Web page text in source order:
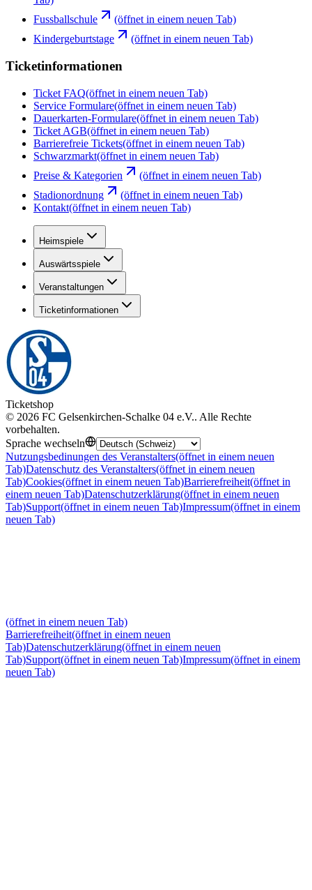
Fussballschule
(öffnet in einem neuen Tab)
Kindergeburtstage
(öffnet in einem neuen Tab)
Ticketinformationen
Ticket FAQ(öffnet in einem neuen Tab)
Service Formulare(öffnet in einem neuen Tab)
Dauerkarten-Formulare(öffnet in einem neuen Tab)
Ticket AGB(öffnet in einem neuen Tab)
Barrierefreie Tickets(öffnet in einem neuen Tab)
Schwarzmarkt(öffnet in einem neuen Tab)
Preise & Kategorien
(öffnet in einem neuen Tab)
Stadionordnung
(öffnet in einem neuen Tab)
Kontakt(öffnet in einem neuen Tab)
Heimspiele
Auswärtsspiele
Veranstaltungen
Ticketinformationen
Ticketshop
© 2026 FC Gelsenkirchen-Schalke 04 e.V.. Alle Rechte
vorbehalten.
Sprache wechseln
Nutzungsbedinungen des Veranstalters(öffnet in einem neuen
Tab)Datenschutz des Veranstalters(öffnet in einem neuen
Tab)Cookies(öffnet in einem neuen Tab)Barrierefreiheit(öffnet in
einem neuen Tab)Datenschutzerklärung(öffnet in einem neuen
Tab)Support(öffnet in einem neuen Tab)Impressum(öffnet in einem
neuen Tab)
(öffnet in einem neuen Tab)
Barrierefreiheit(öffnet in einem neuen
Tab)Datenschutzerklärung(öffnet in einem neuen
Tab)Support(öffnet in einem neuen Tab)Impressum(öffnet in einem
neuen Tab)